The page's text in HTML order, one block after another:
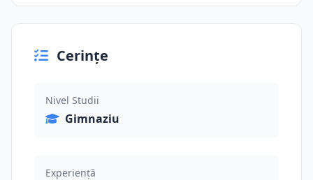
Cerințe
Nivel Studii
Gimnaziu
Experiență